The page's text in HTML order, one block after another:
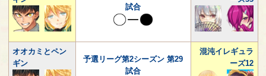
試合
オオカミとペン
ギン
予選リーグ第2シーズン 第29
試合
混沌イレギュラ
ーズ12